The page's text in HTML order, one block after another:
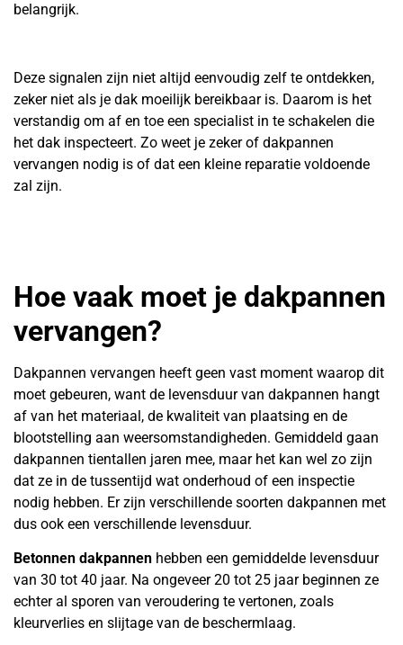
belangrijk.
Deze signalen zijn niet altijd eenvoudig zelf te ontdekken,
zeker niet als je dak moeilijk bereikbaar is. Daarom is het
verstandig om af en toe een specialist in te schakelen die
het dak inspecteert. Zo weet je zeker of dakpannen
vervangen nodig is of dat een kleine reparatie voldoende
zal zijn.
Hoe vaak moet je dakpannen
vervangen?
Dakpannen vervangen heeft geen vast moment waarop dit
moet gebeuren, want de levensduur van dakpannen hangt
af van het materiaal, de kwaliteit van plaatsing en de
blootstelling aan weersomstandigheden. Gemiddeld gaan
dakpannen tientallen jaren mee, maar het kan wel zo zijn
dat ze in de tussentijd wat onderhoud of een inspectie
nodig hebben. Er zijn verschillende soorten dakpannen met
dus ook een verschillende levensduur.
Betonnen dakpannen hebben een gemiddelde levensduur
van 30 tot 40 jaar. Na ongeveer 20 tot 25 jaar beginnen ze
echter al sporen van veroudering te vertonen, zoals
kleurverlies en slijtage van de beschermlaag.